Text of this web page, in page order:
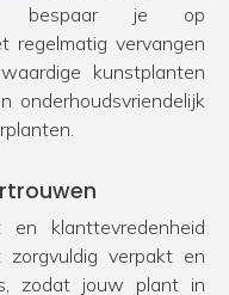
bespaar je op
regelmatig vervangen
kunstplanten
onderhoudsvriendelijk
klanttevredenheid
verpakt en
zodat jouw plant in